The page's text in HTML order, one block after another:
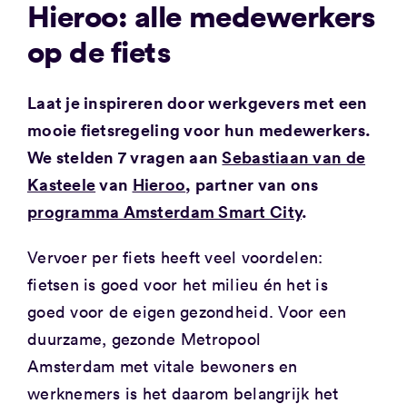
Hieroo: alle medewerkers
op de fiets
Laat je inspireren door werkgevers met een
mooie fietsregeling voor hun medewerkers.
We stelden 7 vragen aanSebastiaan van de
Kasteelevan Hieroo, partner van ons
programma Amsterdam Smart City.
Vervoer per fiets heeft veel voordelen:
fietsen is goed voor het milieu én het is
goed voor de eigen gezondheid. Voor een
duurzame, gezonde Metropool
Amsterdam met vitale bewoners en
werknemers is het daarom belangrijk het